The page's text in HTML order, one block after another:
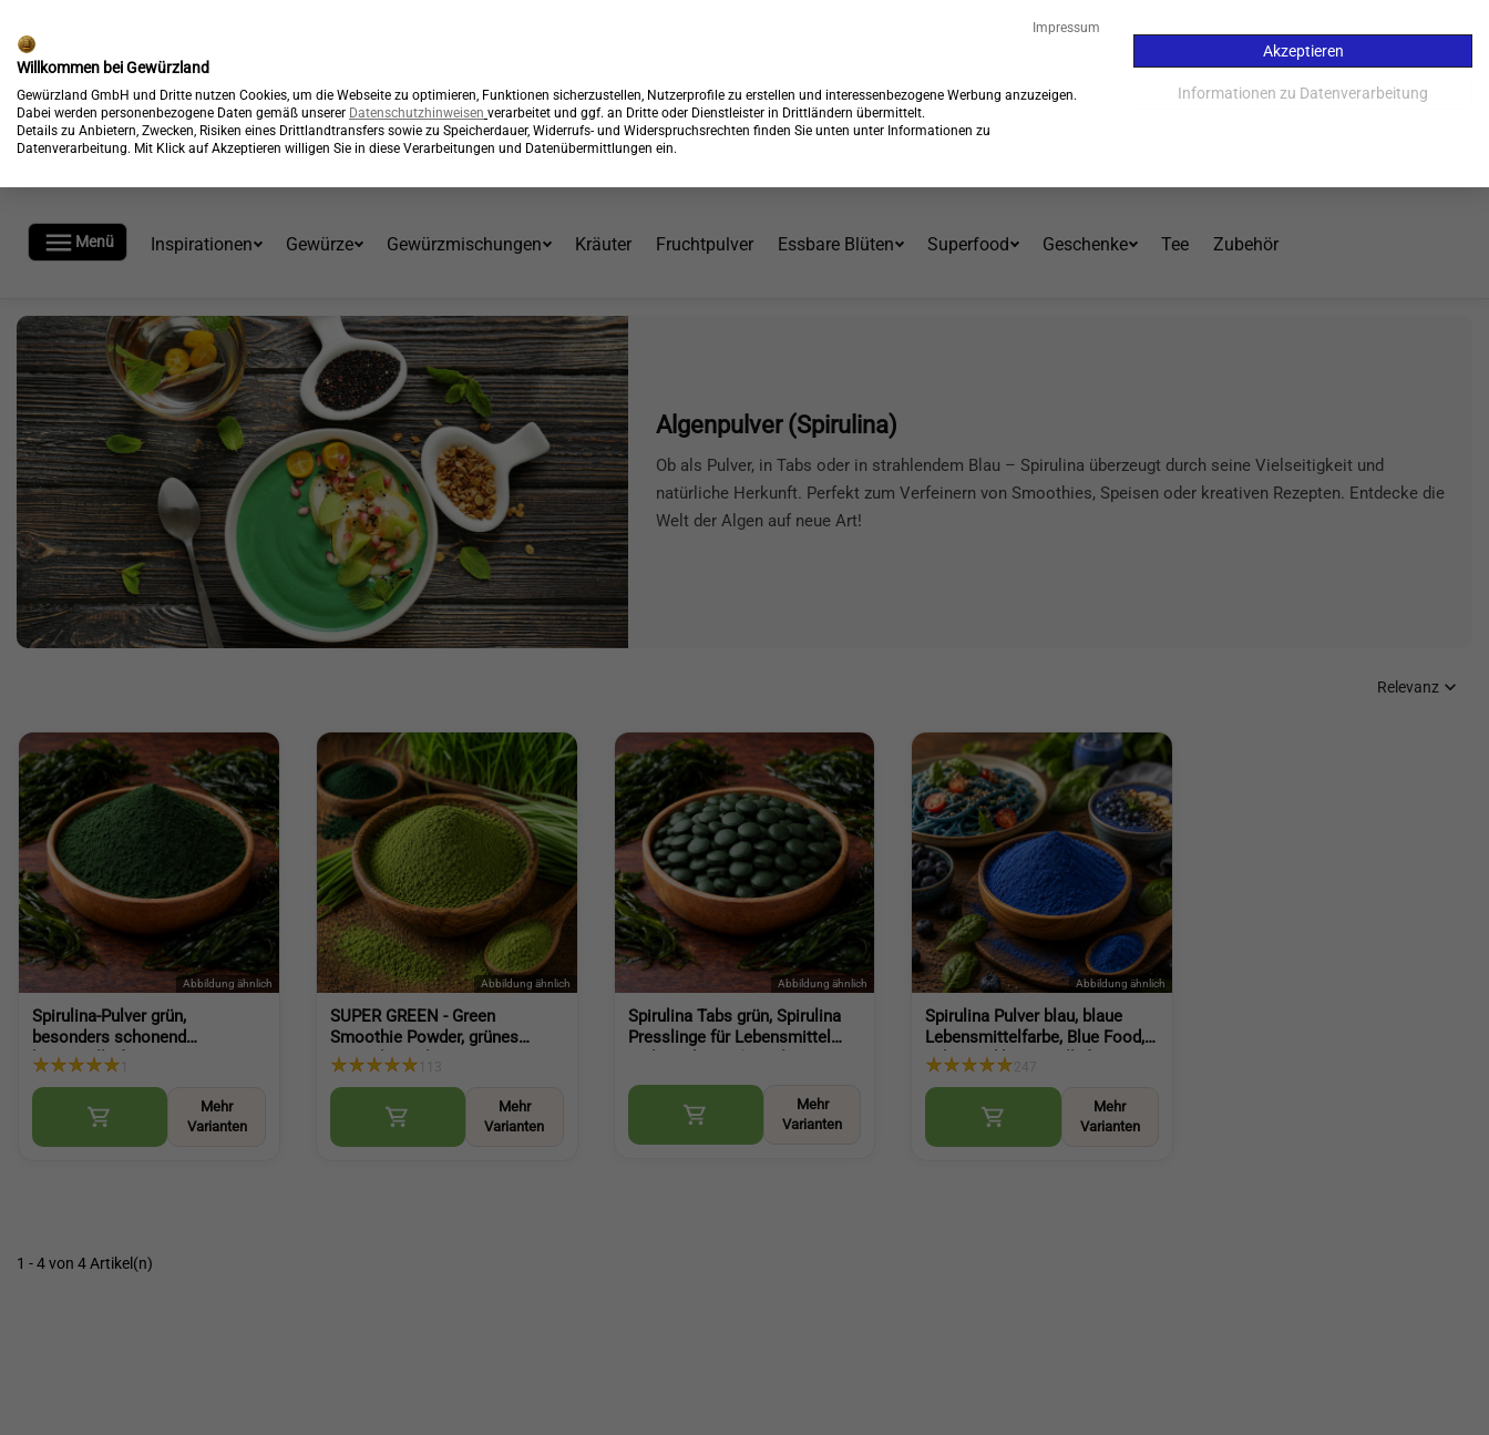
Kostenloser Versand* Kauf auf Rechnung - 30 Tage
 Menü Inspirationen Gewürze Gewürzmischungen Kräuter Fruchtpulver Essbare Blüten Superfood Geschenke Tee Zubehör
Algenpulver (Spirulina)
Ob als Pulver, in Tabs oder in strahlendem Blau – Spirulina überzeugt durch seine Vielseitigkeit und
natürliche Herkunft. Perfekt zum Verfeinern von Smoothies, Speisen oder kreativen Rezepten. Entdecke die
Welt der Algen auf neue Art!
Relevanz 
Spirulina-Pulver grün,
besonders schonend
hergestellt, feines grünes
Küche (Spirulina Powder Green)
Mehr
Varianten
SUPER GREEN - Green
Smoothie Powder, grünes
Smoothie Pulver mit
Spirulina (Green Smoothie
Powder)
Mehr
Varianten
Spirulina Tabs grün, Spirulina
Presslinge für Lebensmittel
Mehr
Varianten
Spirulina Pulver blau, blaue
Lebensmittelfarbe, Blue Food,
schonend hergestellt für
Spirulina Powder)
Mehr
Varianten
1 - 4 von 4 Artikel(n)
Impressum
Willkommen bei Gewürzland
Gewürzland GmbH und Dritte nutzen Cookies, um die Webseite zu optimieren, Funktionen sicherzustellen, Nutzerprofile zu erstellen und interessenbezogene Werbung anzuzeigen.
Dabei werden personenbezogene Daten gemäß unserer Datenschutzhinweisen verarbeitet und ggf. an Dritte oder Dienstleister in Drittländern übermittelt.
Details zu Anbietern, Zwecken, Risiken eines Drittlandtransfers sowie zu Speicherdauer, Widerrufs- und Widerspruchsrechten finden Sie unten unter Informationen zu
Datenverarbeitung. Mit Klick auf Akzeptieren willigen Sie in diese Verarbeitungen und Datenübermittlungen ein.
Akzeptieren
Informationen zu Datenverarbeitung